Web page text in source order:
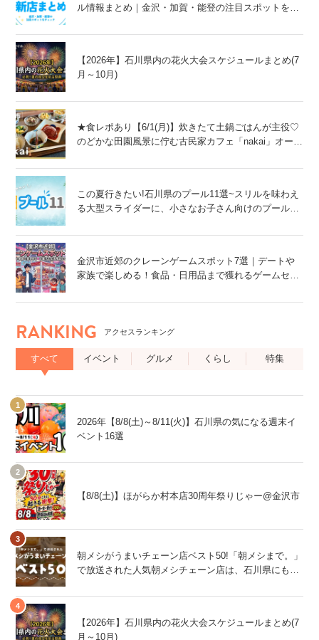
ル情報まとめ｜金沢・加賀・能登の注目スポットをチ
【2026年】石川県内の花火大会スケジュールまとめ(7
月～10月)
★食レポあり【6/1(月)】炊きたて土鍋ごはんが主役♡
のどかな田園風景に佇む古民家カフェ「nakai」オープ
この夏行きたい!石川県のプール11選~スリルを味わえ
る大型スライダーに、小さなお子さん向けのプール
金沢市近郊のクレーンゲームスポット7選｜デートや
家族で楽しめる！食品・日用品まで獲れるゲームセン
RANKING アクセスランキング
すべて イベント グルメ くらし 特集
2026年【8/8(土)～8/11(火)】石川県の気になる週末イ
ベント16選
【8/8(土)】ほがらか村本店30周年祭りじゃー@金沢市
朝メシがうまいチェーン店ベスト50!「朝メシまで。」
で放送された人気朝メシチェーン店は、石川県にもあ
【2026年】石川県内の花火大会スケジュールまとめ(7
月～10月)